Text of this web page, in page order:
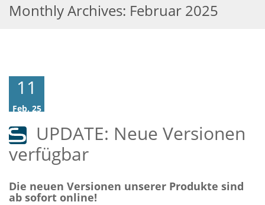
Monthly Archives: Februar 2025
11
Feb. 25
UPDATE: Neue Versionen
verfügbar
Die neuen Versionen unserer Produkte sind
ab sofort online!